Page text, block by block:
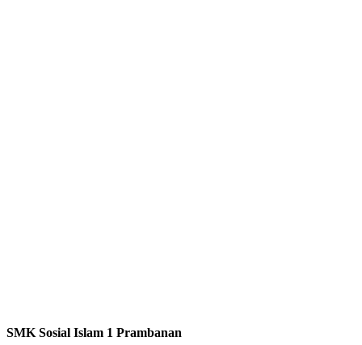
SMK Sosial Islam 1 Prambanan